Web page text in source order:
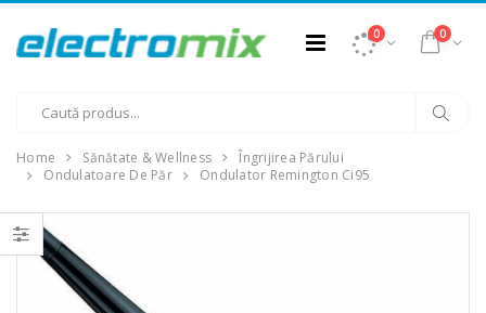
0 0
Home Sănătate & Wellness
Îngrijirea Părului
Ondulatoare De Păr
Ondulator Remington Ci95